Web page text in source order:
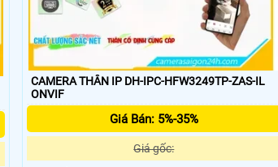
CAMERA THÂN IP DH-IPC-HFW3249TP-ZAS-IL
ONVIF
Giá Bán: 5%-35%
Giá gốc: